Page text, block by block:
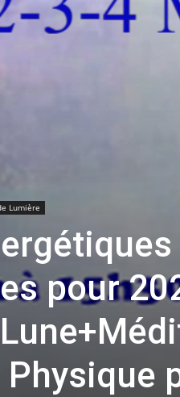
Lumière
pour